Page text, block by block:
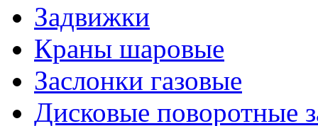
Задвижки
Краны шаровые
Заслонки газовые
Дисковые поворотные